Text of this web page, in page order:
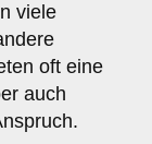
viele
oft eine
auch